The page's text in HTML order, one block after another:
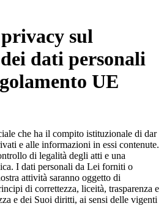
sul
dati personali
UE
che ha il compito istituzionale di dar
e alle informazioni in essi contenute.
di legalità degli atti e una
I dati personali da Lei forniti o
attività saranno oggetto di
di correttezza, liceità, trasparenza e
e dei Suoi diritti, ai sensi delle vigenti